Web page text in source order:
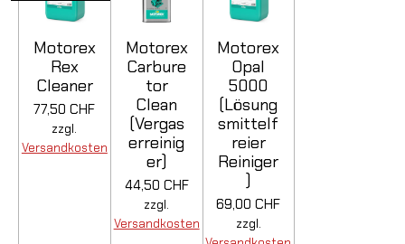
Motorex
Rex
Cleaner
77,50 CHF
zzgl.
Versandkosten
Motorex
Carbure
tor
Clean
(Vergas
erreinig
er)
44,50 CHF
zzgl.
Versandkosten
Motorex
Opal
5000
(Lösung
smittelf
reier
Reiniger
)
69,00 CHF
zzgl.